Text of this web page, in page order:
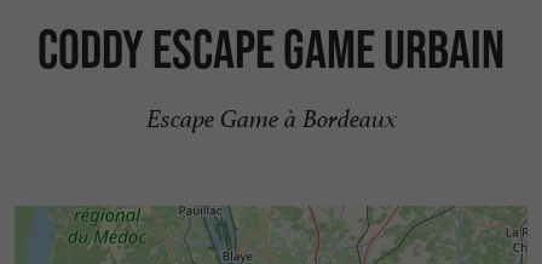
Coddy Escape Game Urbain
Escape Game à Bordeaux